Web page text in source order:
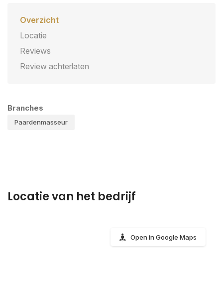
Overzicht
Locatie
Reviews
Review achterlaten
Branches
Paardenmasseur
Locatie van het bedrijf
Open in Google Maps